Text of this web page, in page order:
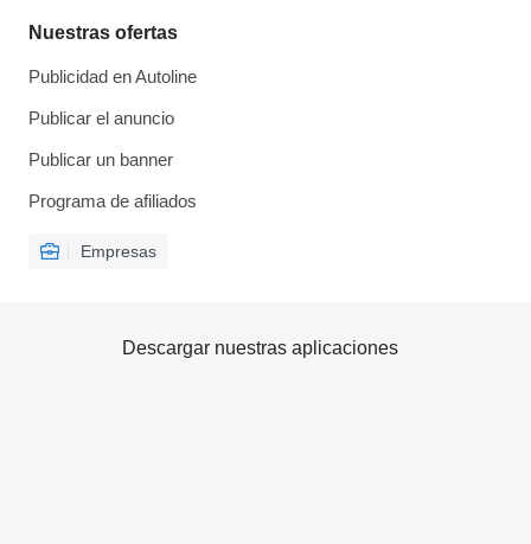
Nuestras ofertas
Publicidad en Autoline
Publicar el anuncio
Publicar un banner
Programa de afiliados
Empresas
Descargar nuestras aplicaciones